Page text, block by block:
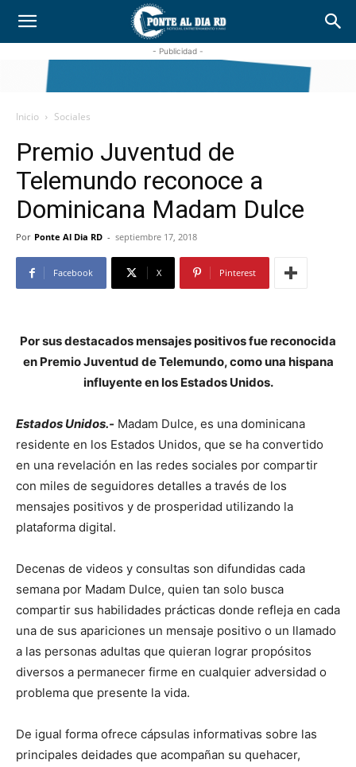
- Publicidad -
Inicio Sociales
Premio Juventud de
Telemundo reconoce a
Dominicana Madam Dulce
Por Ponte Al Dia RD - septiembre 17, 2018
Facebook X Pinterest
Por sus destacados mensajes positivos fue reconocida
en Premio Juventud de Telemundo, como una hispana
influyente en los Estados Unidos.
Estados Unidos.- Madam Dulce, es una dominicana
residente en los Estados Unidos, que se ha convertido
en una revelación en las redes sociales por compartir
con miles de seguidores detalles a través de los
mensajes positivos y de prosperidad utilizando la
plataforma digital.
Decenas de videos y consultas son difundidas cada
semana por Madam Dulce, quien tan solo busca
compartir sus habilidades prácticas donde refleja en cada
una de sus apariciones un mensaje positivo o un llamado
a las personas adultas que quieran lograr propósitos
diversos a permanecer firme en cualquier adversidad o
problema que presente la vida.
De igual forma ofrece cápsulas informativas sobre las
principales deidades que acompañan su quehacer,